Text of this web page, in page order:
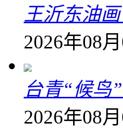
王沂东油
2026年08
台青“候鸟
2026年08